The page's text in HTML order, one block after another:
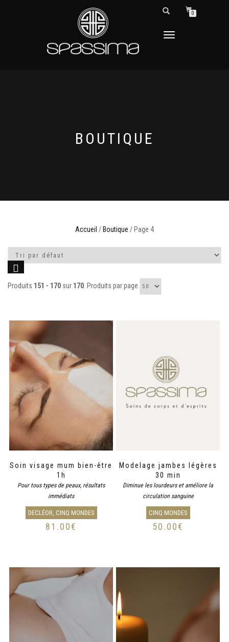
DÉPLIER
DÉTAILS
0
BOUTIQUE
Accueil / Boutique / Page 4
Produits 151 - 170 sur 170. Produits par page
Soin visage mum bien-être
1h
Pour tous types de peaux, résultats
immédiats
DECLÉOR, CINQ MONDES
81.00€
Modelage jambes légères
30 min
Diminue les lourdeurs et améliore la
circulation sanguine
CINQ MONDES
50.00€